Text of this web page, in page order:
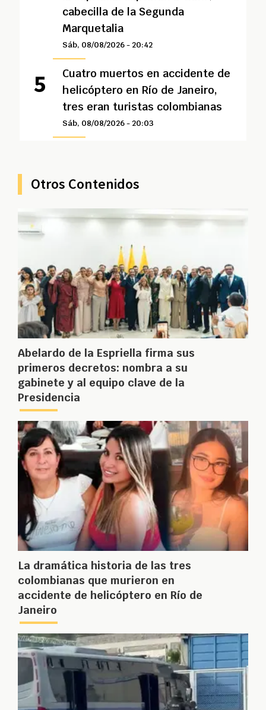
cabecilla de la Segunda
Marquetalia
Sáb, 08/08/2026 - 20:42
Cuatro muertos en accidente de
helicóptero en Río de Janeiro,
tres eran turistas colombianas
Sáb, 08/08/2026 - 20:03
Otros Contenidos
Abelardo de la Espriella firma sus
primeros decretos: nombra a su
gabinete y al equipo clave de la
Presidencia
La dramática historia de las tres
colombianas que murieron en
accidente de helicóptero en Río de
Janeiro